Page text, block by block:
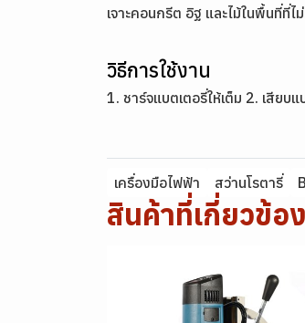
เจาะคอนกรีต อิฐ และไม้ในพื้นที่ที่
วิธีการใช้งาน
1. ชาร์จแบตเตอรี่ให้เต็ม 2. เสียบ
เครื่องมือไฟฟ้า สว่านโรตารี่
สินค้าที่เกี่ยวข้อง